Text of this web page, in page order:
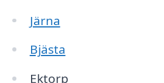
Järna
Bjästa
Ektorp